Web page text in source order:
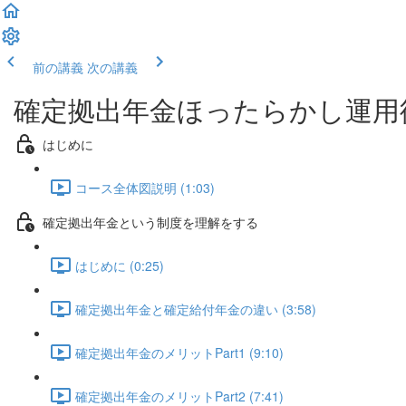
前の講義 次の講義
確定拠出年金ほったらかし運
はじめに
コース全体図説明 (1:03)
確定拠出年金という制度を理解をする
はじめに (0:25)
確定拠出年金と確定給付年金の違い (3:58)
確定拠出年金のメリットPart1 (9:10)
確定拠出年金のメリットPart2 (7:41)